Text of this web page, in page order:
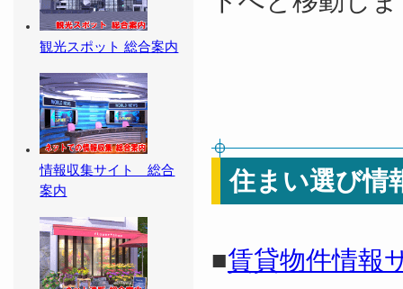
住まい選び情
■賃貸物件情報
観光スポット 総合案内
情報収集サイト 総合
案内